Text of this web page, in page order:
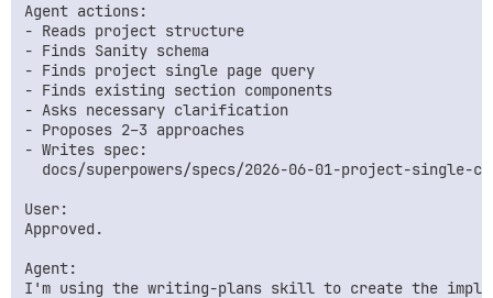
Agent actions:
- Reads project structure
- Finds Sanity schema
- Finds project single page query
- Finds existing section components
- Asks necessary clarification
- Proposes 2–3 approaches
- Writes spec:
docs/superpowers/specs/2026-06-01-project-single-
User:
Approved.
Agent:
I'm using the writing-plans skill to create the